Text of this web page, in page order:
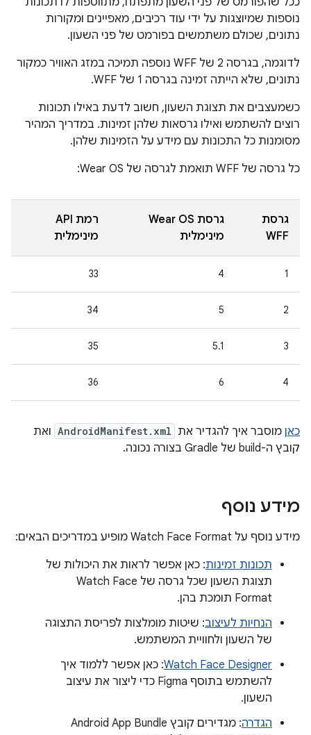
נוספות שמיוצגות על ידי עוד רכיבים, מאפיינים ומקורות
נתונים, שכולם משתמשים בפורמט של פני השעון.
לדוגמה, בגרסה 2 של WFF נוספה תמיכה במזג האוויר כמקור
נתונים, שלא הייתה זמינה בגרסה 1 של WFF.
כשמעצבים את תצוגת השעון, חשוב לדעת באילו תכונות
רוצים להשתמש ואילו גרסאות שלהן זמינות. במדריך המהיר
מסומנות כל התכונות עם מידע על הזמינות שלהן.
כל גרסה של WFF תואמת לגרסה של Wear OS:
גרסת
WFF
גרסת Wear OS
מינימלית
רמת API
מינימלית
1
4
33
2
5
34
3
5.1
35
4
6
36
כאן מוסבר איך להגדיר את AndroidManifest.xml ואת
קובץ ה-build של Gradle בצורה נכונה.
מידע נוסף
מידע נוסף על Watch Face Format מופיע במדריכים הבאים:
תכונות זמינות: כאן אפשר לראות את היכולות של
תצוגת השעון שכל גרסה של Watch Face
Format תומכת בהן.
הנחיות לעיצוב: שיטות מומלצות לפריסת התצוגה
של השעון ולחוויית המשתמש.
Watch Face Designer: כאן אפשר ללמוד איך
להשתמש בתוסף Figma כדי ליצור את עיצוב
השעון.
הגדרה
: מגדירים קובץ Android App Bundle